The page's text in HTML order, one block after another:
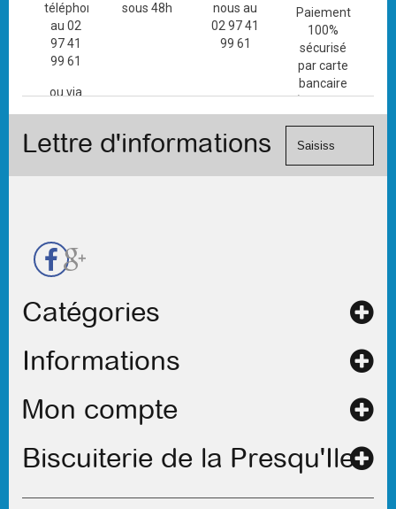
téléphone
au 02
97 41
99 61
ou via
de
sous 48h
nous au
02 97 41
99 61
Paiement
100%
sécurisé
par carte
bancaire
(Mastercard,
Visa, ...) et
Lettre d'informations
Catégories
Informations
Mon compte
Biscuiterie de la Presqu'Ile